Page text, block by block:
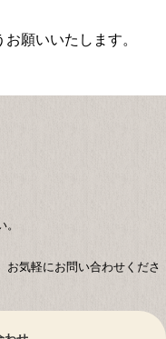
願いいたします。
お気軽にお問い合わせくださ